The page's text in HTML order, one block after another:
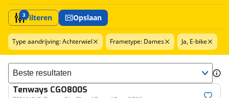
3Filteren Opslaan
Type aandrijving: Achterwiel Frametype: Dames Ja, E-bike
Sorteer resultaten
Tenways CGO800S